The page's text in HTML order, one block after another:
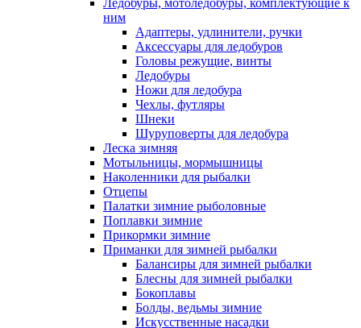
Ледобуры, мотоледобуры, комплектующие к
ним
Адаптеры, удлинители, ручки
Аксессуары для ледобуров
Головы режущие, винты
Ледобуры
Ножи для ледобура
Чехлы, футляры
Шнеки
Шуруповерты для ледобура
Леска зимняя
Мотыльницы, мормышницы
Наколенники для рыбалки
Отцепы
Палатки зимние рыболовные
Поплавки зимние
Прикормки зимние
Приманки для зимней рыбалки
Балансиры для зимней рыбалки
Блесны для зимней рыбалки
Бокоплавы
Болды, ведьмы зимние
Искусственные насадки